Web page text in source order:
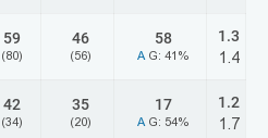
59
(80)
46
(56)
58
A G: 41%
1.3
1.4
42
(34)
35
(20)
17
A G: 54%
1.2
1.7